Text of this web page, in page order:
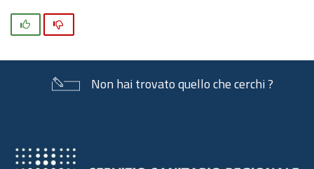
Non hai trovato quello che cerchi ?